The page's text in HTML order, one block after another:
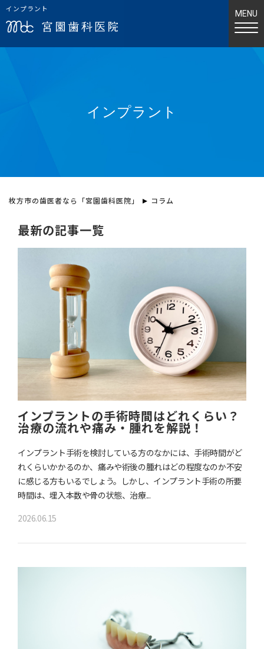
インプラント
インプラント
枚方市の歯医者なら「宮園歯科医院」 コラム
最新の記事一覧
インプラントの手術時間はどれくらい？
治療の流れや痛み・腫れを解説！
インプラント手術を検討している方のなかには、手術時間がど
れくらいかかるのか、痛みや術後の腫れはどの程度なのか不安
に感じる方もいるでしょう。しかし、インプラント手術の所要
時間は、埋入本数や骨の状態、治療...
2026.06.15